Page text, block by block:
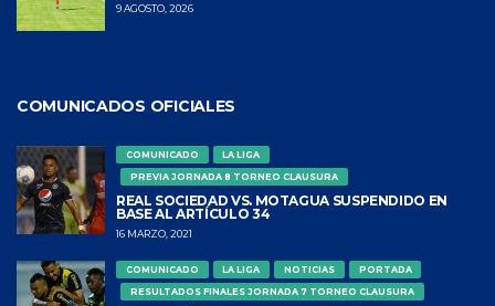
9 AGOSTO, 2026
COMUNICADOS OFICIALES
COMUNICADO
LA LIGA
PREVIA JORNADA 8 TORNEO CLAUSURA
REAL SOCIEDAD VS. MOTAGUA SUSPENDIDO EN
BASE AL ARTÍCULO 34
16 MARZO, 2021
COMUNICADO LA LIGA NOTICIAS
PORTADA
RESULTADOS FINALES JORNADA 7 TORNEO CLAUSURA